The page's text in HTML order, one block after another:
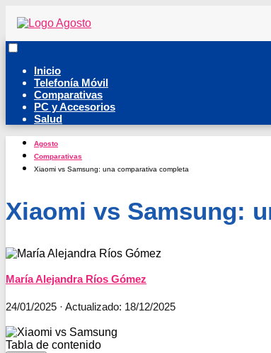
Inicio
Telefonía Móvil
Comparativas
PC y Accesorios
Salud
Agosto
Comparativas
Xiaomi vs Samsung: una comparativa completa
Xiaomi vs Samsung:
María Alejandra Ríos Gómez
24/01/2025 · Actualizado: 18/12/2025
Tabla de contenido